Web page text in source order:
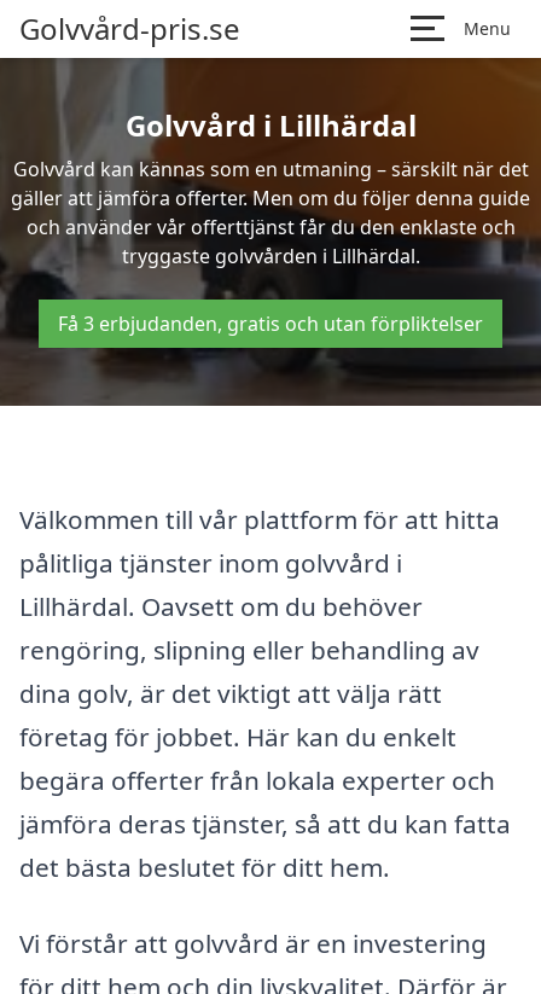
Golvvård-pris.se Menu
Golvvård i Lillhärdal
Golvvård kan kännas som en utmaning – särskilt när det
gäller att jämföra offerter. Men om du följer denna guide
och använder vår offerttjänst får du den enklaste och
tryggaste golvvården i Lillhärdal.
Få 3 erbjudanden, gratis och utan förpliktelser
Välkommen till vår plattform för att hitta
pålitliga tjänster inom golvvård i
Lillhärdal. Oavsett om du behöver
rengöring, slipning eller behandling av
dina golv, är det viktigt att välja rätt
företag för jobbet. Här kan du enkelt
begära offerter från lokala experter och
jämföra deras tjänster, så att du kan fatta
det bästa beslutet för ditt hem.
Vi förstår att golvvård är en investering